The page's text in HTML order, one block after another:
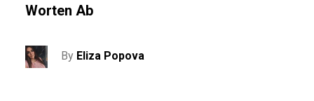
Worten Ab
By Eliza Popova